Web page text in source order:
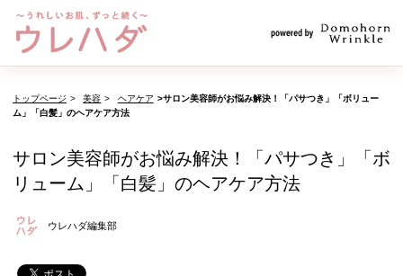
トップページ 美容 ヘアケア
サロン美容師がお悩み解決！「パサつき」「ボリュー
ム」「白髪」のヘアケア方法
サロン美容師がお悩み解決！「パサつき」「ボ
リューム」「白髪」のヘアケア方法
ウレハダ編集部